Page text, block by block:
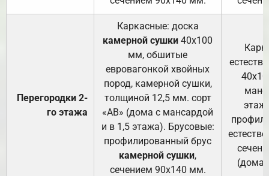
Перегородки 2-
го этажа
Каркасные: доска
камерной сушки 40х100
мм, обшитые
евровагонкой хвойных
пород, камерной сушки,
толщиной 12,5 мм. сорт
«АВ» (дома с мансардой
и в 1,5 этажа). Брусовые:
профилированный брус
камерной сушки,
сечением 90х140 мм.
(дома